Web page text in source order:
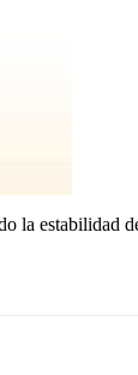
la estabilidad